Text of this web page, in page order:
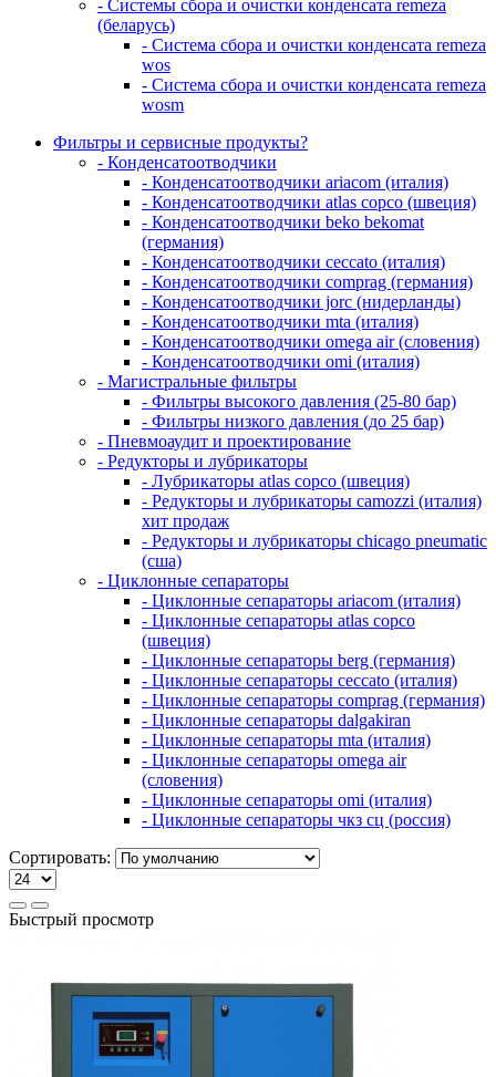
- Системы сбора и очистки конденсата remeza
(беларусь)
- Система сбора и очистки конденсата remeza
wos
- Система сбора и очистки конденсата remeza
wosm
Фильтры и сервисные продукты?
- Конденсатоотводчики
- Конденсатоотводчики ariacom (италия)
- Конденсатоотводчики atlas copco (швеция)
- Конденсатоотводчики beko bekomat
(германия)
- Конденсатоотводчики ceccato (италия)
- Конденсатоотводчики comprag (германия)
- Конденсатоотводчики jorc (нидерланды)
- Конденсатоотводчики mta (италия)
- Конденсатоотводчики omega air (словения)
- Конденсатоотводчики omi (италия)
- Магистральные фильтры
- Фильтры высокого давления (25-80 бар)
- Фильтры низкого давления (до 25 бар)
- Пневмоаудит и проектирование
- Редукторы и лубрикаторы
- Лубрикаторы atlas copco (швеция)
- Редукторы и лубрикаторы camozzi (италия)
хит продаж
- Редукторы и лубрикаторы chicago pneumatic
(сша)
- Циклонные сепараторы
- Циклонные сепараторы ariacom (италия)
- Циклонные сепараторы atlas copco
(швеция)
- Циклонные сепараторы berg (германия)
- Циклонные сепараторы ceccato (италия)
- Циклонные сепараторы comprag (германия)
- Циклонные сепараторы dalgakiran
- Циклонные сепараторы mta (италия)
- Циклонные сепараторы omega air
(словения)
- Циклонные сепараторы omi (италия)
- Циклонные сепараторы чкз сц (россия)
Сортировать:
Быстрый просмотр